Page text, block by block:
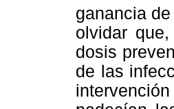
ganancia
olvidar
dosis
de las